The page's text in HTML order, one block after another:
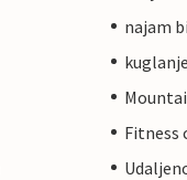
najam
Fitness